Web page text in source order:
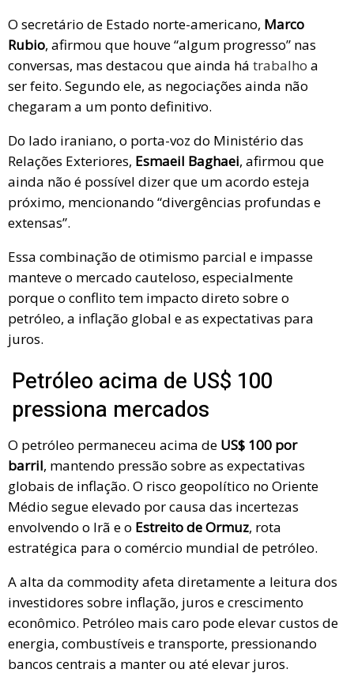
O secretário de Estado norte-americano, Marco
Rubio, afirmou que houve “algum progresso” nas
conversas, mas destacou que ainda há trabalho a
ser feito. Segundo ele, as negociações ainda não
chegaram a um ponto definitivo.
Do lado iraniano, o porta-voz do Ministério das
Relações Exteriores, Esmaeil Baghaei, afirmou que
ainda não é possível dizer que um acordo esteja
próximo, mencionando “divergências profundas e
extensas”.
Essa combinação de otimismo parcial e impasse
manteve o mercado cauteloso, especialmente
porque o conflito tem impacto direto sobre o
petróleo, a inflação global e as expectativas para
juros.
Petróleo acima de US$ 100
pressiona mercados
O petróleo permaneceu acima de US$ 100 por
barril, mantendo pressão sobre as expectativas
globais de inflação. O risco geopolítico no Oriente
Médio segue elevado por causa das incertezas
envolvendo o Irã e o Estreito de Ormuz, rota
estratégica para o comércio mundial de petróleo.
A alta da commodity afeta diretamente a leitura dos
investidores sobre inflação, juros e crescimento
econômico. Petróleo mais caro pode elevar custos de
energia, combustíveis e transporte, pressionando
bancos centrais a manter ou até elevar juros.